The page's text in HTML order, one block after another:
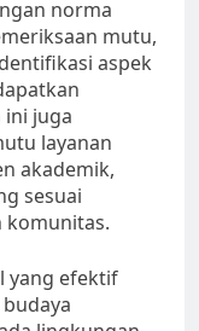
norma
mutu,
aspek
ini juga
layanan
akademik,
sesuai
yang efektif